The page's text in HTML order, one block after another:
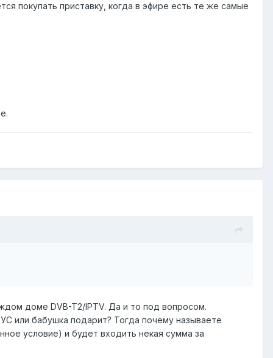
покупать приставку, когда в эфире есть те же самые
доме DVB-T2/IPTV. Да и то под вопросом.
или бабушка подарит? Тогда почему называете
условие) и будет входить некая сумма за